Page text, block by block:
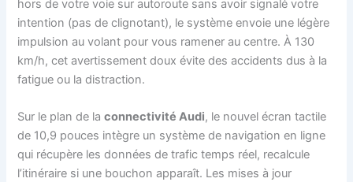
hors de votre voie sur autoroute sans avoir signalé votre
intention (pas de clignotant), le système envoie une légère
impulsion au volant pour vous ramener au centre. À 130
km/h, cet avertissement doux évite des accidents dus à la
fatigue ou la distraction.
Sur le plan de laconnectivité Audi, le nouvel écran tactile
de 10,9 pouces intègre un système de navigation en ligne
qui récupère les données de trafic temps réel, recalcule
l’itinéraire si une bouchon apparaît. Les mises à jour